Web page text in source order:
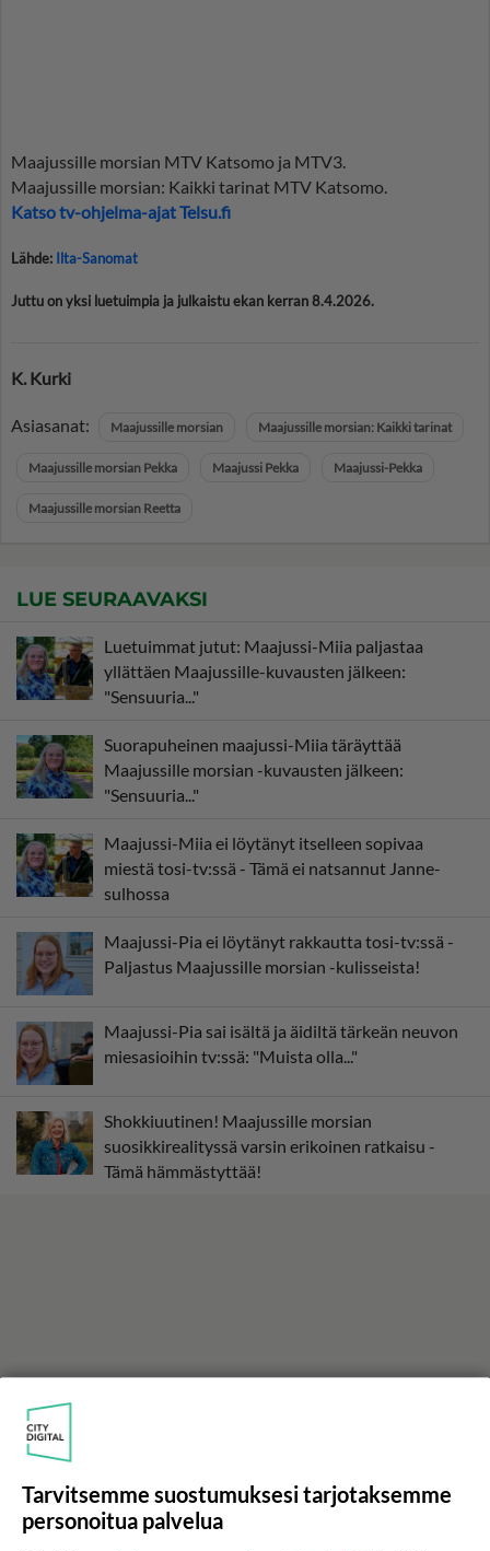
Maajussille morsian MTV Katsomo ja MTV3.
Maajussille morsian: Kaikki tarinat MTV Katsomo.
Katso tv-ohjelma-ajat Telsu.fi
Lähde: Ilta-Sanomat
Juttu on yksi luetuimpia ja julkaistu ekan kerran 8.4.2026.
K. Kurki
Asiasanat: Maajussille morsian Maajussille morsian: Kaikki tarinat
Maajussille morsian Pekka Maajussi Pekka Maajussi-Pekka
Maajussille morsian Reetta
LUE SEURAAVAKSI
Luetuimmat jutut: Maajussi-Miia paljastaa
yllättäen Maajussille-kuvausten jälkeen:
"Sensuuria..."
Suorapuheinen maajussi-Miia täräyttää
Maajussille morsian -kuvausten jälkeen:
"Sensuuria..."
Maajussi-Miia ei löytänyt itselleen sopivaa
miestä tosi-tv:ssä - Tämä ei natsannut Janne-
sulhossa
Maajussi-Pia ei löytänyt rakkautta tosi-tv:ssä -
Paljastus Maajussille morsian -kulisseista!
Maajussi-Pia sai isältä ja äidiltä tärkeän neuvon
miesasioihin tv:ssä: "Muista olla..."
Shokkiuutinen! Maajussille morsian
suosikkirealityssä varsin erikoinen ratkaisu -
Tämä hämmästyttää!
Tarvitsemme suostumuksesi tarjotaksemme
personoitua palvelua